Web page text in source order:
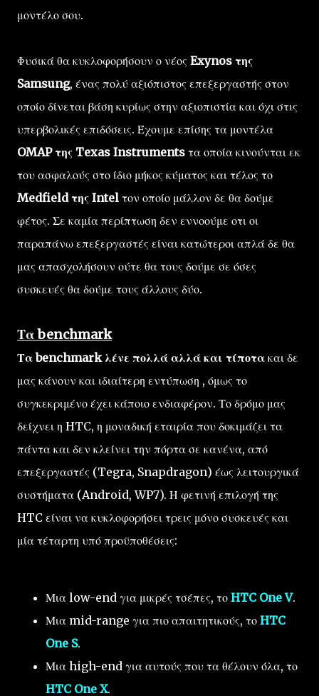
μοντέλο σου.
Φυσικά θα κυκλοφορήσουν ο νέος Exynos της
Samsung, ένας πολύ αξιόπιστος επεξεργαστής στον
οποίο δίνεται βάση κυρίως στην αξιοπιστία και όχι στις
υπερβολικές επιδόσεις. Έχουμε επίσης τα μοντέλα
OMAP της Texas Instruments τα οποία κινούνται εκ
του ασφαλούς στο ίδιο μήκος κύματος και τέλος το
Medfield της Intel τον οποίο μάλλον δε θα δούμε
φέτος. Σε καμία περίπτωση δεν εννοούμε οτι οι
παραπάνω επεξεργαστές είναι κατώτεροι απλά δε θα
μας απασχολήσουν ούτε θα τους δούμε σε όσες
συσκευές θα δούμε τους άλλους δύο.
Τα benchmark
Τα benchmark λένε πολλά αλλά και τίποτα και δε
μας κάνουν και ιδιαίτερη εντύπωση , όμως το
συγκεκριμένο έχει κάποιο ενδιαφέρον. Το δρόμο μας
δείχνει η HTC, η μοναδική εταιρία που δοκιμάζει τα
πάντα και δεν κλείνει την πόρτα σε κανένα, από
επεξεργαστές (Tegra, Snapdragon) έως λειτουργικά
συστήματα (Android, WP7). Η φετινή επιλογή της
HTC είναι να κυκλοφορήσει τρεις μόνο συσκευές και
μία τέταρτη υπό προϋποθέσεις:
Μια low-end για μικρές τσέπες, το HTC One V.
Μια mid-range για πιο απαιτητικούς, το HTC
One S.
Μια high-end για αυτούς που τα θέλουν όλα, το
HTC One X.